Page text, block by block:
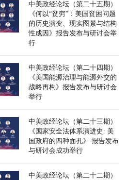
中美政经论坛（第二十五期）
《何以“贫穷”：美国贫困问题
的历史演变、现实图景与结构
性成因》报告发布与研讨会举
行
中美政经论坛（第二十四期）
《美国能源治理与能源外交的
战略再构》报告发布与研讨会
举行
中美政经论坛（第二十三期）
《国家安全法体系演进史: 美
国政府的四种面孔》 报告发布
与研讨会成功举行
中美政经论坛（第二十二期）